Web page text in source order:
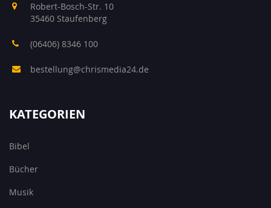
Robert-Bosch-Str. 10
35460 Staufenberg
(06406) 8346 100
bestellung@chrismedia24.de
KATEGORIEN
Bibel
Bücher
Musik